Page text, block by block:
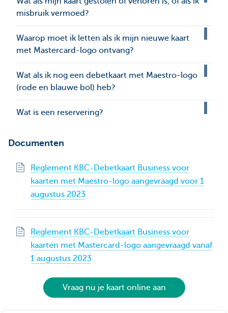
misbruik vermoed?
Waarop moet ik letten als ik mijn nieuwe kaart
met Mastercard-logo ontvang?
Wat als ik nog een debetkaart met Maestro-logo
(rode en blauwe bol) heb?
Wat is een reservering?
Documenten
Reglement KBC-Debetkaart Business voor
kaarten met Maestro-logo aangevraagd voor 1
augustus 2023
Reglement KBC-Debetkaart Business voor
kaarten met Mastercard-logo aangevraagd vanaf
1 augustus 2023
Vraag nu je kaart online aan